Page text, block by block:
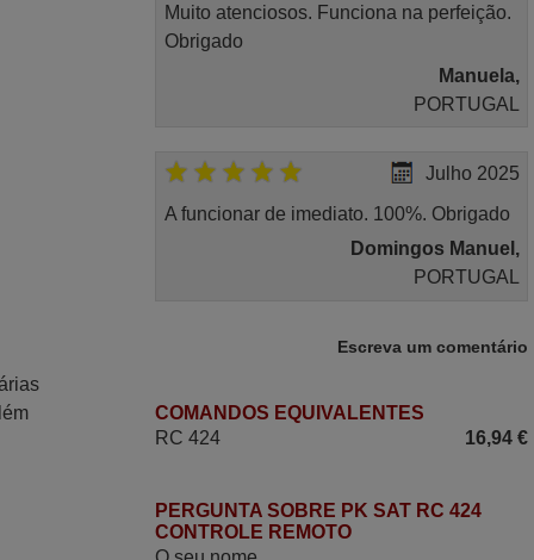
Muito atenciosos. Funciona na perfeição.
Obrigado
Manuela,
PORTUGAL
Julho 2025
A funcionar de imediato. 100%. Obrigado
Domingos Manuel,
PORTUGAL
Maio 2025
com o comando e seu funcionamento
perfeito, a rapidez na entrega e a vossa
salientar que foi de extrema importância a
vossa informação acerca de como usar o
Escreva um comentário
COMANDOS EQUIVALENTES
16,94 €
RC 424
PERGUNTA SOBRE PK SAT RC 424
CONTROLE REMOTO